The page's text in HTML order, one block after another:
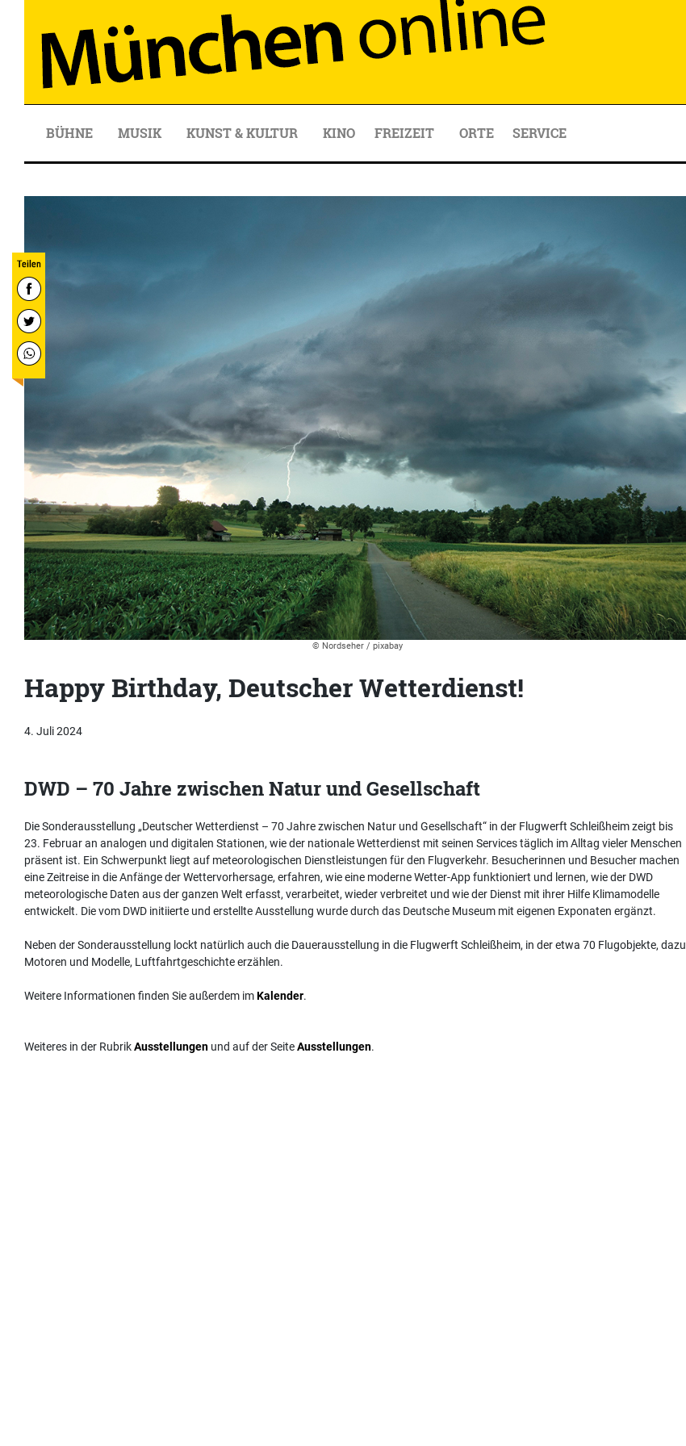
BÜHNE MUSIK KUNST & KULTUR KINO FREIZEIT ORTE SERVICE
© Nordseher / pixabay
Happy Birthday, Deutscher Wetterdienst!
4. Juli 2024
DWD – 70 Jahre zwischen Natur und Gesellschaft
Die Sonderausstellung „Deutscher Wetterdienst – 70 Jahre zwischen Natur und Gesellschaft“ in der Flugwerft Schleißheim zeigt bis
23. Februar an analogen und digitalen Stationen, wie der nationale Wetterdienst mit seinen Services täglich im Alltag vieler Menschen
präsent ist. Ein Schwerpunkt liegt auf meteorologischen Dienstleistungen für den Flugverkehr. Besucherinnen und Besucher machen
eine Zeitreise in die Anfänge der Wettervorhersage, erfahren, wie eine moderne Wetter-App funktioniert und lernen, wie der DWD
meteorologische Daten aus der ganzen Welt erfasst, verarbeitet, wieder verbreitet und wie der Dienst mit ihrer Hilfe Klimamodelle
entwickelt. Die vom DWD initiierte und erstellte Ausstellung wurde durch das Deutsche Museum mit eigenen Exponaten ergänzt.
Neben der Sonderausstellung lockt natürlich auch die Dauerausstellung in die Flugwerft Schleißheim, in der etwa 70 Flugobjekte, dazu
Motoren und Modelle, Luftfahrtgeschichte erzählen.
Weitere Informationen finden Sie außerdem imKalender.
Weiteres in der RubrikAusstellungen und auf der SeiteAusstellungen.